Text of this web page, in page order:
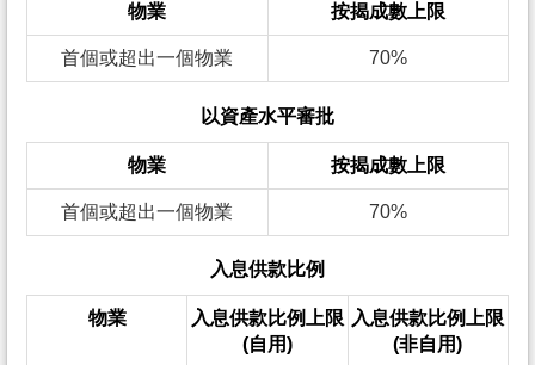
物業 按揭成數上限
首個或超出一個物業 70%
以資產水平審批
物業 按揭成數上限
首個或超出一個物業 70%
入息供款比例
物業
入息供款比例上限
(自用)
入息供款比例上限
(非自用)